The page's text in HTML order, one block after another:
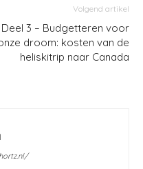
Volgend artikel
Deel 3 – Budgetteren voor
droom: kosten van de
heliskitrip naar Canada